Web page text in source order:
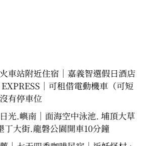
車站附近住宿｜嘉義智選假日酒店
｜可租借電動機車（可短
有停車位
光.嶼南｜面海空中泳池. 埔頂大草
丁大街.龍磐公園開車10分鐘